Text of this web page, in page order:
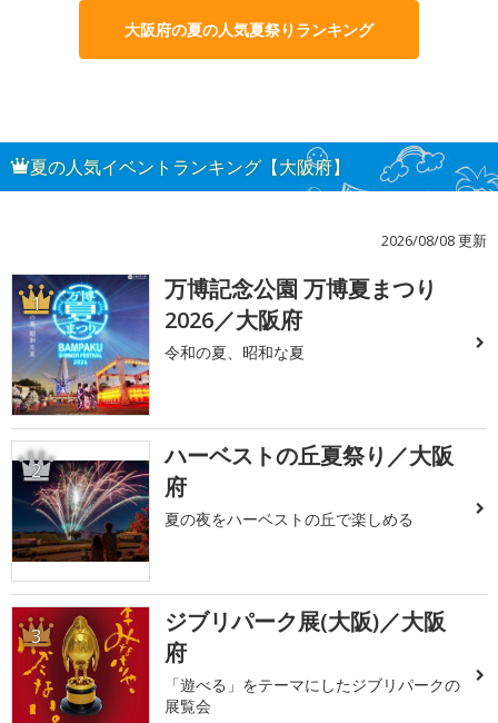
大阪府の夏の人気夏祭りランキング
夏の人気イベントランキング【大阪府】
2026/08/08 更新
1
万博記念公園 万博夏まつり
2026／大阪府
令和の夏、昭和な夏
2
ハーベストの丘夏祭り／大阪
府
夏の夜をハーベストの丘で楽しめる
3
ジブリパーク展(大阪)／大阪
府
「遊べる」をテーマにしたジブリパークの
展覧会